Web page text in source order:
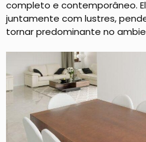
completo e contemporâneo.
juntamente com lustres,
tornar predominante no